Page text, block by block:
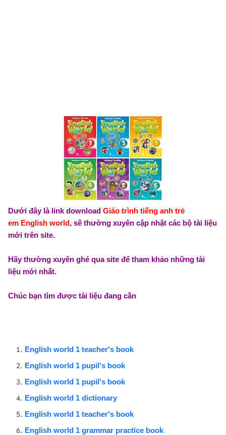
Dưới đây là link download Giáo trình tiếng anh trẻ
em English world, sẽ thường xuyên cập nhật các bộ tài liệu
mới trên site.
Hãy thường xuyên ghé qua site để tham khảo những tài
liệu mới nhất.
Chúc bạn tìm được tài liệu đang cần
English world 1 teacher's book
English world 1 pupil's book
English world 1 pupil's book
English world 1 dictionary
English world 1 teacher's book
English world 1 grammar practice book